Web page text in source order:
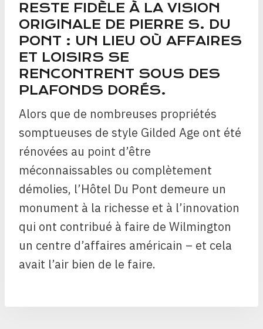
RESTE FIDÈLE À LA VISION
ORIGINALE DE PIERRE S. DU
PONT : UN LIEU OÙ AFFAIRES
ET LOISIRS SE
RENCONTRENT SOUS DES
PLAFONDS DORÉS.
Alors que de nombreuses propriétés
somptueuses de style Gilded Age ont été
rénovées au point d’être
méconnaissables ou complètement
démolies, l’Hôtel Du Pont demeure un
monument à la richesse et à l’innovation
qui ont contribué à faire de Wilmington
un centre d’affaires américain – et cela
avait l’air bien de le faire.